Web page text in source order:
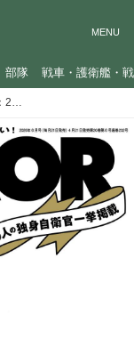
部隊 戦車・護衛艦・